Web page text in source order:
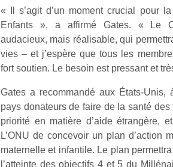
« Il s’agit d’un moment crucial pour
Enfants », a affirmé Gates. « Le
audacieux, mais réalisable, qui
vies – et j’espère que tous les
fort soutien. Le besoin est pressant et
Gates a recommandé aux États-Unis,
pays donateurs de faire de la santé
priorité en matière d’aide étrangère,
L’ONU de concevoir un plan d’action
maternelle et infantile. Le plan
l’atteinte des objectifs 4 et 5 du
simple.
divertissement,
activité
physique
ou
enfants
de…